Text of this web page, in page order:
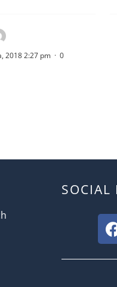
2018 2:27 pm · 0
SOCIAL